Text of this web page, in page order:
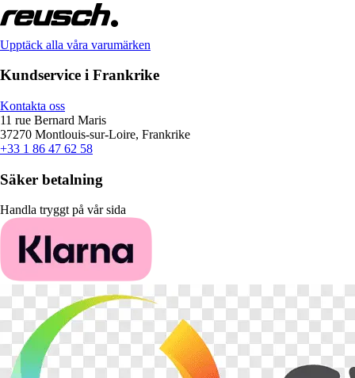
Upptäck alla våra varumärken
Kundservice i Frankrike
Kontakta oss
11 rue Bernard Maris
37270 Montlouis-sur-Loire, Frankrike
+33 1 86 47 62 58
Säker betalning
Handla tryggt på vår sida